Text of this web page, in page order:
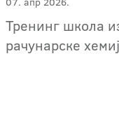
Тренинг школа
рачунарске